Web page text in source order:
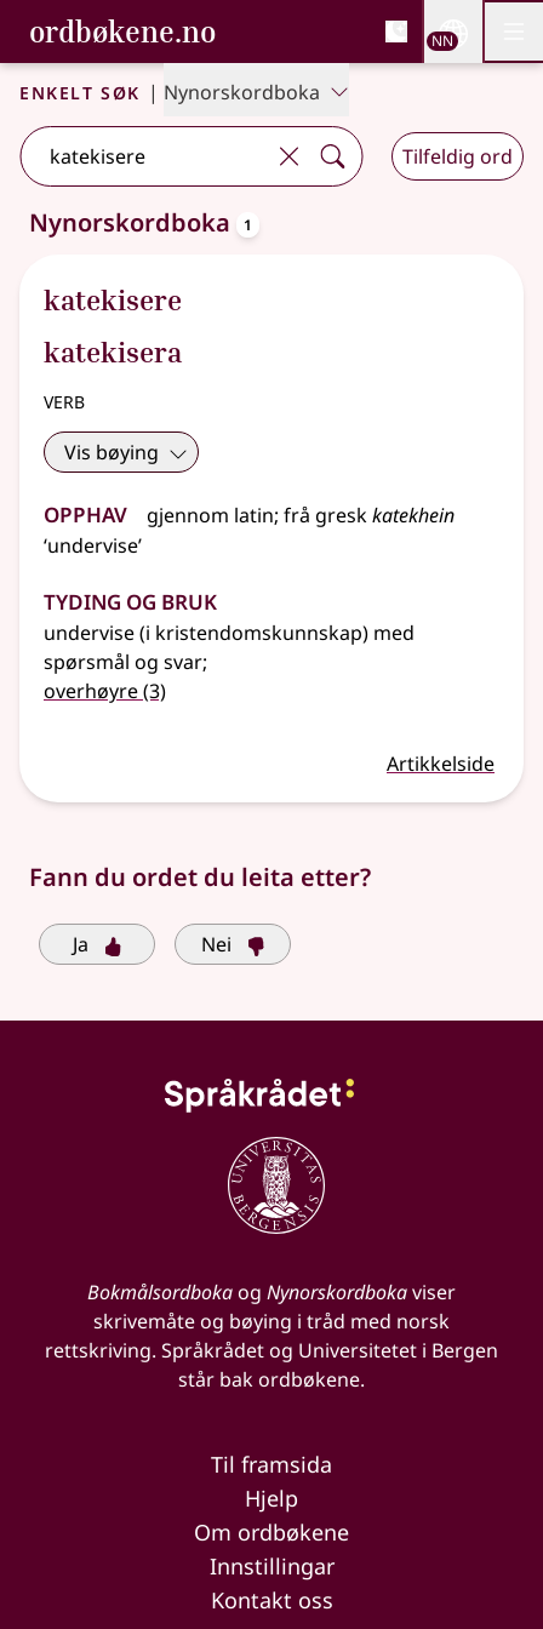
Gå til hovudinnhald
Tilgjenge
ordbøkene.no, Bokmålsordboka og
Bokmålsordboka og Nynorskordboka
NN
Enkelt søk | Nynorskordboka
Tilfeldig ord
Eitt treff.Ytterlegare søkjeforslag tilgjengelege
Nynorskordboka 1
katekisere
katekisera
verb
Vis bøying
Opphav gjennom latin; frå greskkatekhein
‘undervise’
Tyding og bruk
undervise (i kristendomskunnskap) med
spørsmål og svar;
overhøyre(3)
Artikkelside
Fann du ordet du leita etter?
Ja Nei
Bokmålsordbokaog Nynorskordbokaviser
skrivemåte og bøying i tråd med norsk
rettskriving. Språkrådet og Universitetet i Bergen
står bak ordbøkene.
Til framsida
Hjelp
Om ordbøkene
Innstillingar
Kontakt oss